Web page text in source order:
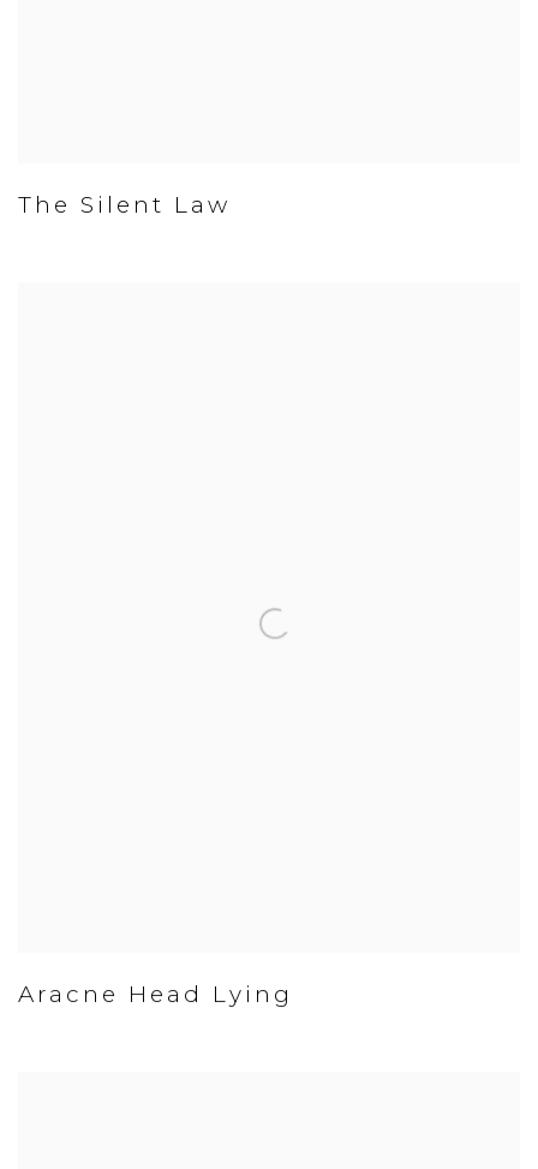
The Silent Law
Aracne Head Lying